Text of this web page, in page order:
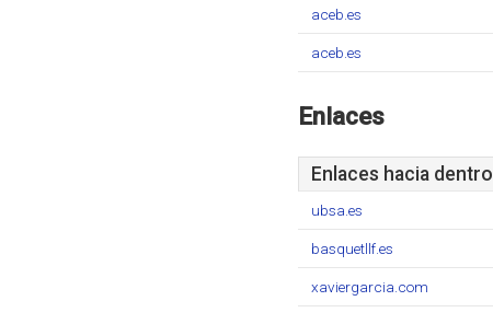
aceb.es
aceb.es
Enlaces
Enlaces hacia dentro
ubsa.es
basquetllf.es
xaviergarcia.com